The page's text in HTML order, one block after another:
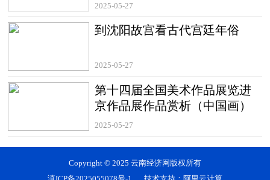
2025-05-27
到沈阳故宫看古代宫廷年俗
2025-05-27
第十四届全国美术作品展览进
京作品展作品赏析（中国画）
2025-05-27
Copyright © 2025 云南经济网版权所有